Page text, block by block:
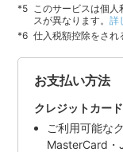
このサービスは個
スが異なります。詳
仕入税額控除をされ
お支払い方法
クレジットカード
ご利用可能な
MasterCard・